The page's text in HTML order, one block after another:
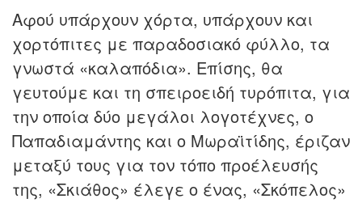
Αφού υπάρχουν χόρτα, υπάρχουν και
χορτόπιτες με παραδοσιακό φύλλο, τα
γνωστά «καλαπόδια». Επίσης, θα
γευτούμε και τη σπειροειδή τυρόπιτα, για
την οποία δύο μεγάλοι λογοτέχνες, ο
Παπαδιαμάντης και ο Μωραϊτίδης, έριζαν
μεταξύ τους για τον τόπο προέλευσής
της, «Σκιάθος» έλεγε ο ένας, «Σκόπελος»